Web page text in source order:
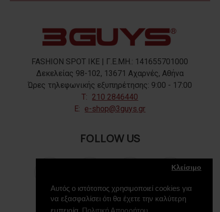
Αυτός ο ιστότοπος χρησιμοποιεί cookies για
να εξασφαλίσει ότι θα έχετε την καλύτερη
Κλείσιμο
FASHION SPOT IKE | Γ.Ε.ΜΗ.: 141655701000
Δεκελείας 98-102, 13671 Αχαρνές, Αθήνα
Ώρες τηλεφωνικής εξυπηρέτησης: 9:00 - 17:00
T: 210 2846440
E: e-shop@3guys.gr
FOLLOW US